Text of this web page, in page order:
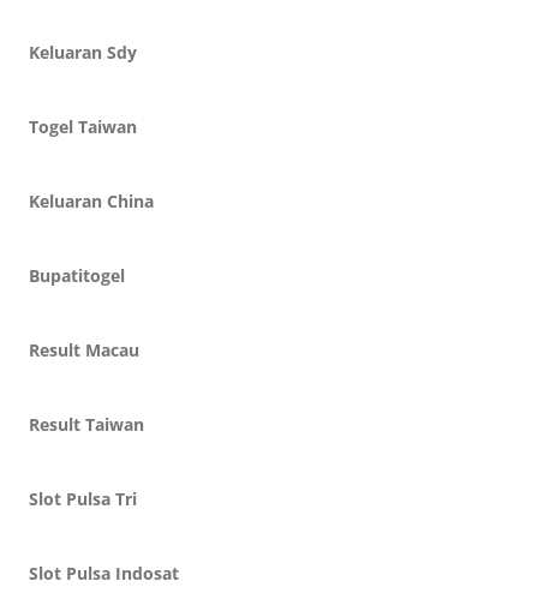
Keluaran Sdy
Togel Taiwan
Keluaran China
Bupatitogel
Result Macau
Result Taiwan
Slot Pulsa Tri
Slot Pulsa Indosat